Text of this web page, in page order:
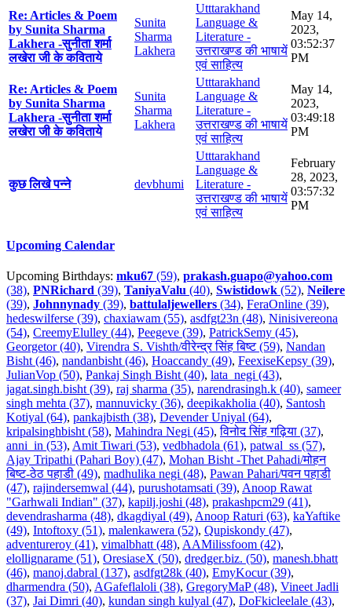
Re: Articles & Poem
by Sunita Sharma
Lakhera -सुनीता शर्मा
लखेरा जी के कविताये
Sunita
Sharma
Lakhera
Utttarakhand
Language &
Literature -
उत्तराखण्ड की भाषायें
एवं साहित्य
May 14,
2023,
03:52:37
PM
Re: Articles & Poem
by Sunita Sharma
Lakhera -सुनीता शर्मा
लखेरा जी के कविताये
Sunita
Sharma
Lakhera
Utttarakhand
Language &
Literature -
उत्तराखण्ड की भाषायें
एवं साहित्य
May 14,
2023,
03:49:18
PM
कुछ लिखे पन्ने devbhumi
Utttarakhand
Language &
Literature -
उत्तराखण्ड की भाषायें
एवं साहित्य
February
28, 2023,
03:57:32
PM
Upcoming Calendar
Upcoming Birthdays: mku67 (59), prakash.guapo@yahoo.com
(38), PNRichard (39), TaniyaValu (40), Swistidowk (52), Neilere
(39), Johnnynady (39), battulaljewellers (34), FeraOnline (39),
hedeswilferse (39), chaxiawam (55), asdfgt23n (48), Ninisivereona
(54), CreemyElulley (44), Peegeve (39), PatrickSemy (45),
Georgetor (40), Virendra S. Vishth/वीरेन्द्र सिंह बिष्ट (59), Nandan
Bisht (46), nandanbisht (46), Hoaccandy (49), FeexiseKepsy (39),
JulianVop (50), Pankaj Singh Bisht (40), lata_negi (43),
jagat.singh.bisht (39), raj sharma (35), narendrasingh.k (40), sameer
singh mehta (37), mannuvicky (36), deepikakholia (40), Santosh
Kotiyal (64), pankajbisth (38), Devender Uniyal (64),
kripalsinghbisht (58), Mahindra Negi (45),विनोद सिंह गढ़िया (37),
anni_in (53), Amit Tiwari (53), vedbhadola (61), patwal_ss (57),
Ajay Tripathi (Pahari Boy) (47), Mohan Bisht -Thet Pahadi/मोहन
बिष्ट-ठेठ पहाडी (49), madhulika negi (48), Pawan Pahari/पवन पहाडी
(47), rajindersemwal (44), purushotamsati (39), Anoop Rawat
"Garhwali Indian" (37), kapilj.joshi (48), prakashpcm29 (41),
devendrasharma (48), dkagdiyal (49), Anoop Raturi (63), kaYaftike
(49), Intoftoxy (51), malenkawera (52), Qupiskondy (47),
adventureroy (41), vimalbhatt (48), AAMilissfoom (42),
elollignarame (51), OresiaseX (50), dredger.biz. (50), manesh.bhatt
(46), manoj.dabral (137), asdfgt28k (40), EmyKocur (39),
dharmendra (50), AGafeflaloli (38), GregoryMaP (48), Vineet Jadli
(37), Jai Dimri (40), kundan singh kulyal (47), DoFkicleelale (43),